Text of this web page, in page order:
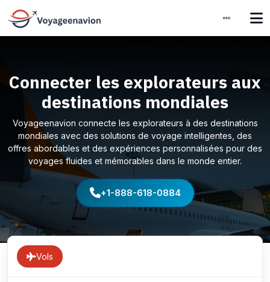
Connecter les explorateurs aux
destinations mondiales
Voyageenavion connecte les explorateurs à des destinations
mondiales avec des solutions de voyage intelligentes, des
offres abordables et des expériences personnalisées pour des
voyages fluides et mémorables dans le monde entier.
+1-888-618-0884
Vols